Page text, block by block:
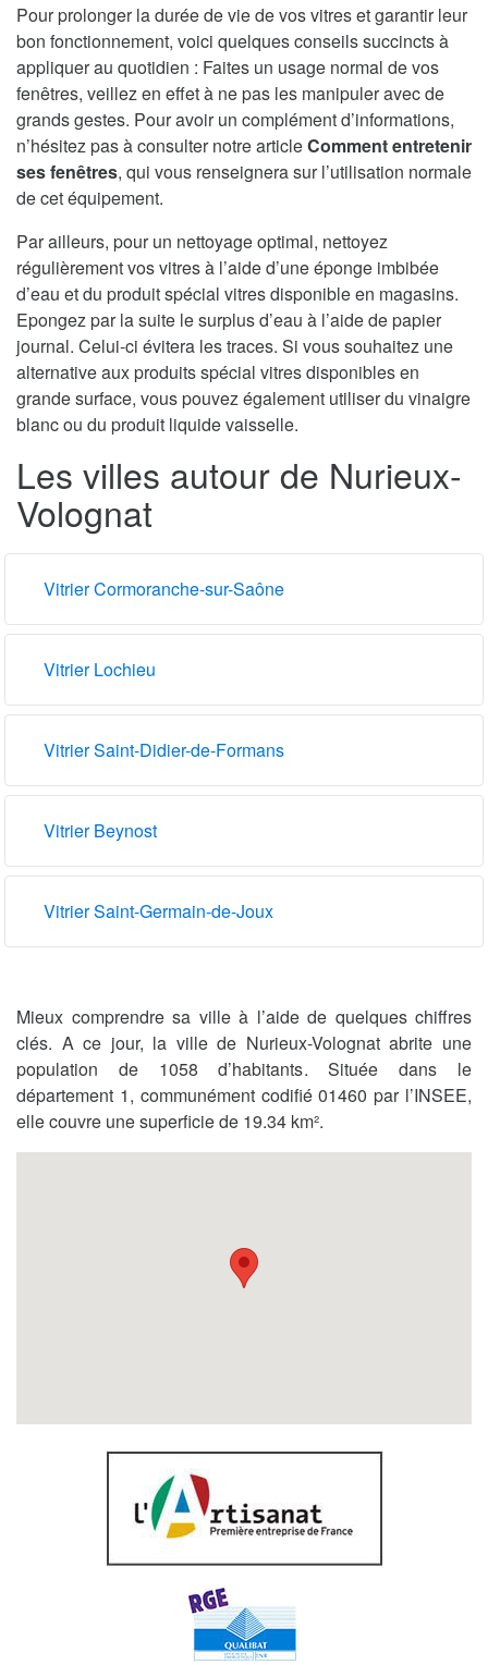
Pour prolonger la durée de vie de vos vitres et garantir leur
bon fonctionnement, voici quelques conseils succincts à
appliquer au quotidien : Faites un usage normal de vos
fenêtres, veillez en effet à ne pas les manipuler avec de
grands gestes. Pour avoir un complément d’informations,
n’hésitez pas à consulter notre articleComment entretenir
ses fenêtres, qui vous renseignera sur l’utilisation normale
de cet équipement.
Par ailleurs, pour un nettoyage optimal, nettoyez
régulièrement vos vitres à l’aide d’une éponge imbibée
d’eau et du produit spécial vitres disponible en magasins.
Epongez par la suite le surplus d’eau à l’aide de papier
journal. Celui-ci évitera les traces. Si vous souhaitez une
alternative aux produits spécial vitres disponibles en
grande surface, vous pouvez également utiliser du vinaigre
blanc ou du produit liquide vaisselle.
Les villes autour de Nurieux-
Volognat
Vitrier Cormoranche-sur-Saône
Vitrier Lochieu
Vitrier Saint-Didier-de-Formans
Vitrier Beynost
Vitrier Saint-Germain-de-Joux
Mieux comprendre sa ville à l’aide de quelques chiffres
clés. A ce jour, la ville de Nurieux-Volognat abrite une
population de 1058 d’habitants. Située dans le
département 1, communément codifié 01460 par l’INSEE,
elle couvre une superficie de 19.34 km².